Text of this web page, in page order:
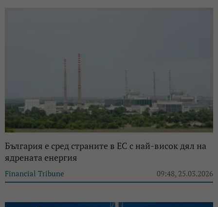
България е сред страните в ЕС с най-висок дял на
ядрената енергия
Financial Tribune 09:48, 25.03.2026